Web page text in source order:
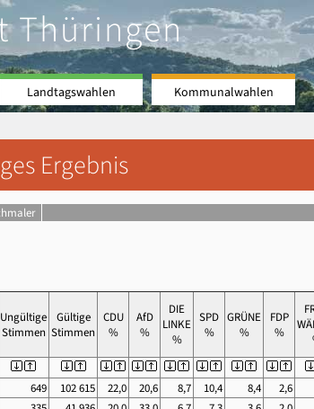
Thüringen
Landtagswahlen Kommunalwahlen
Ergebnis
Ungültige
Stimmen
Gültige
Stimmen
CDU
%
AfD
%
DIE
LINKE
%
SPD
%
GRÜNE
%
FDP
%
649 102 615 22,0 20,6 8,7 10,4 8,4 2,6